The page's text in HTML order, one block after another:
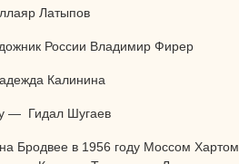
Латыпов
России Владимир Фирер
Калинина
— Гидал Шугаев
Бродвее в 1956 году Моссом Хартом